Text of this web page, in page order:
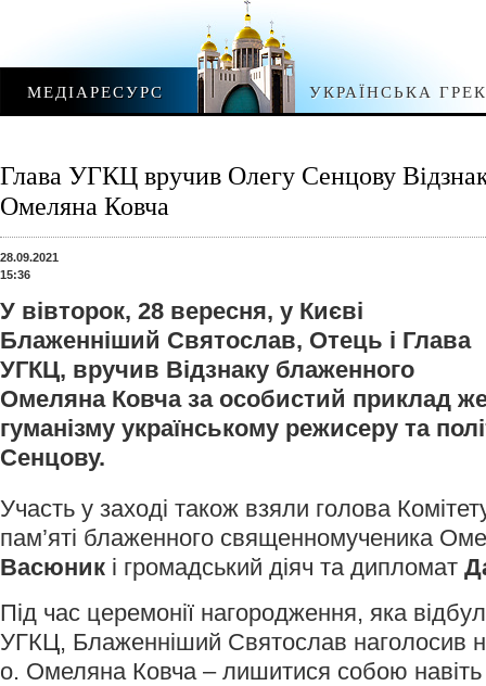
МЕДІАРЕСУРС УКРАЇНСЬКА
Глава УГКЦ вручив Олегу Сенцову
Омеляна Ковча
28.09.2021
15:36
У вівторок, 28 вересня, у Києві
Блаженніший Святослав, Отець і Глава
УГКЦ, вручив Відзнаку блаженного
Омеляна Ковча за особистий приклад
гуманізму українському режисеру та
Сенцову.
Участь у заході також взяли голова
пам’яті блаженного священномученика
Васюник і громадський діяч та дипломат
Під час церемонії нагородження, яка
УГКЦ, Блаженніший Святослав наголосив
о. Омеляна Ковча – лишитися собою навіть